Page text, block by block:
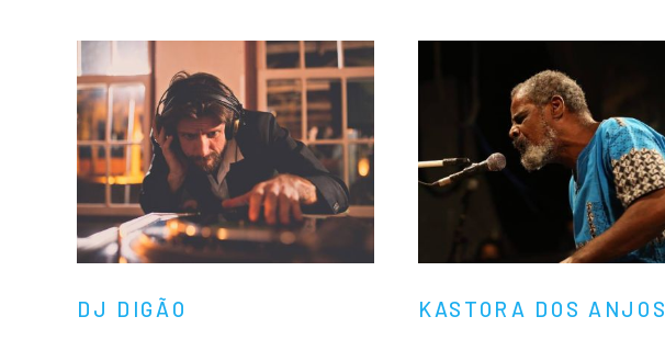
DJ DIGÃO KASTORA DOS ANJOS